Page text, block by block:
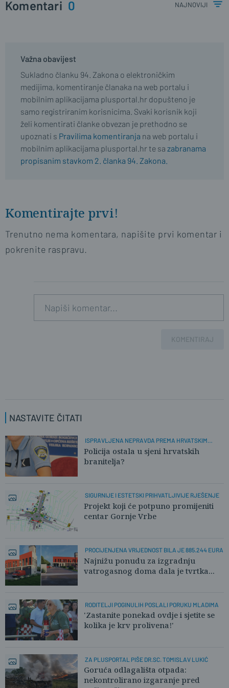
Komentari 0 najnoviji
Važna obavijest
Sukladno članku 94. Zakona o elektroničkim
medijima, komentiranje članaka na web portalu i
mobilnim aplikacijama plusportal.hr dopušteno je
samo registriranim korisnicima. Svaki korisnik koji
želi komentirati članke obvezan je prethodno se
upoznati s Pravilima komentiranja na web portalu i
mobilnim aplikacijama plusportal.hr te sa zabranama
propisanim stavkom 2. članka 94. Zakona.
Komentirajte prvi!
Trenutno nema komentara, napišite prvi komentar i
pokrenite raspravu.
KOMENTIRAJ
NASTAVITE ČITATI
ISPRAVLJENA NEPRAVDA PREMA HRVATSKIM
POLICAJCIMA
Policija ostala u sjeni hrvatskih
branitelja?
SIGURNIJE I ESTETSKI PRIHVATLJIVIJE RJEŠENJE
Projekt koji će potpuno promijeniti
centar Gornje Vrbe
PROCIJENJENA VRIJEDNOST BILA JE 885.244 EURA
Najnižu ponudu za izgradnju
vatrogasnog doma dala je tvrtka...
RODITELJI POGINULIH POSLALI PORUKU MLADIMA
'Zastanite ponekad ovdje i sjetite se
kolika je krv prolivena!'
ZA PLUSPORTAL PIŠE DR.SC. TOMISLAV LUKIĆ
Goruća odlagališta otpada:
nekontrolirano izgaranje pred